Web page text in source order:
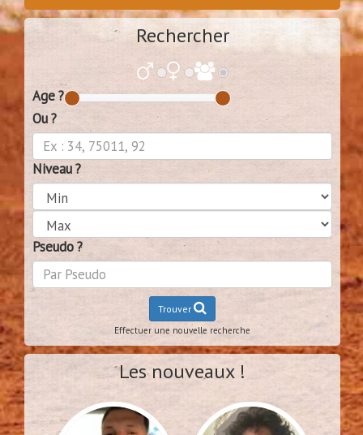
Rechercher
Age ?
Ou ?
Niveau ?
Pseudo ?
Trouver
Effectuer une nouvelle recherche
Les nouveaux !